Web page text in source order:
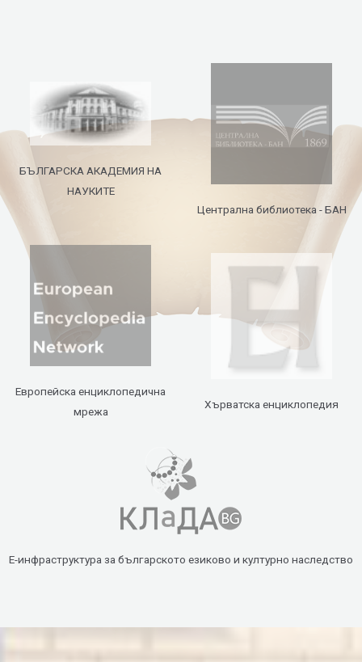
БЪЛГАРСКА АКАДЕМИЯ НА
НАУКИТЕ
Централна библиотека - БАН
Европейска енциклопедична
мрежа
Хърватска енциклопедия
Е-инфраструктура за българското езиково и културно наследство